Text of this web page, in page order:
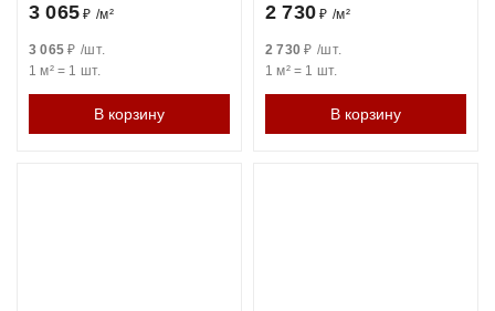
3 065 ₽ /м²
3 065 ₽ /шт.
1 м²= 1 шт.
В корзину
2 730 ₽ /м²
2 730 ₽ /шт.
1 м²= 1 шт.
В корзину